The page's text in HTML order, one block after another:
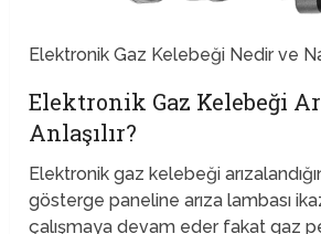
Elektronik Gaz Kelebeği Nedir ve
Elektronik Gaz Kelebeği
Anlaşılır?
Elektronik gaz kelebeği
gösterge paneline arıza lambası
çalışmaya devam eder fakat gaz